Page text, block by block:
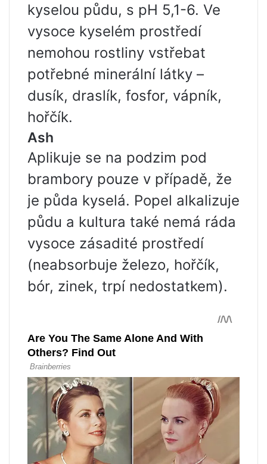
kyselou půdu, s pH 5,1-6. Ve
vysoce kyselém prostředí
nemohou rostliny vstřebat
potřebné minerální látky –
dusík, draslík, fosfor, vápník,
hořčík.
Ash
Aplikuje se na podzim pod
brambory pouze v případě, že
je půda kyselá. Popel alkalizuje
půdu a kultura také nemá ráda
vysoce zásadité prostředí
(neabsorbuje železo, hořčík,
bór, zinek, trpí nedostatkem).